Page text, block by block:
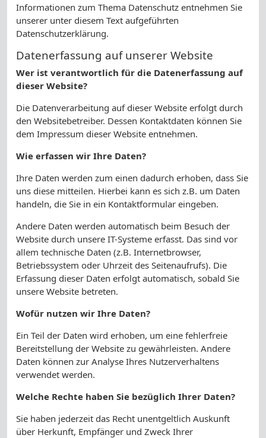
Informationen zum Thema Datenschutz entnehmen Sie
unserer unter diesem Text aufgeführten
Datenschutzerklärung.
Datenerfassung auf unserer Website
Wer ist verantwortlich für die Datenerfassung auf
dieser Website?
Die Datenverarbeitung auf dieser Website erfolgt durch
den Websitebetreiber. Dessen Kontaktdaten können Sie
dem Impressum dieser Website entnehmen.
Wie erfassen wir Ihre Daten?
Ihre Daten werden zum einen dadurch erhoben, dass Sie
uns diese mitteilen. Hierbei kann es sich z.B. um Daten
handeln, die Sie in ein Kontaktformular eingeben.
Andere Daten werden automatisch beim Besuch der
Website durch unsere IT-Systeme erfasst. Das sind vor
allem technische Daten (z.B. Internetbrowser,
Betriebssystem oder Uhrzeit des Seitenaufrufs). Die
Erfassung dieser Daten erfolgt automatisch, sobald Sie
unsere Website betreten.
Wofür nutzen wir Ihre Daten?
Ein Teil der Daten wird erhoben, um eine fehlerfreie
Bereitstellung der Website zu gewährleisten. Andere
Daten können zur Analyse Ihres Nutzerverhaltens
verwendet werden.
Welche Rechte haben Sie bezüglich Ihrer Daten?
Sie haben jederzeit das Recht unentgeltlich Auskunft
über Herkunft, Empfänger und Zweck Ihrer